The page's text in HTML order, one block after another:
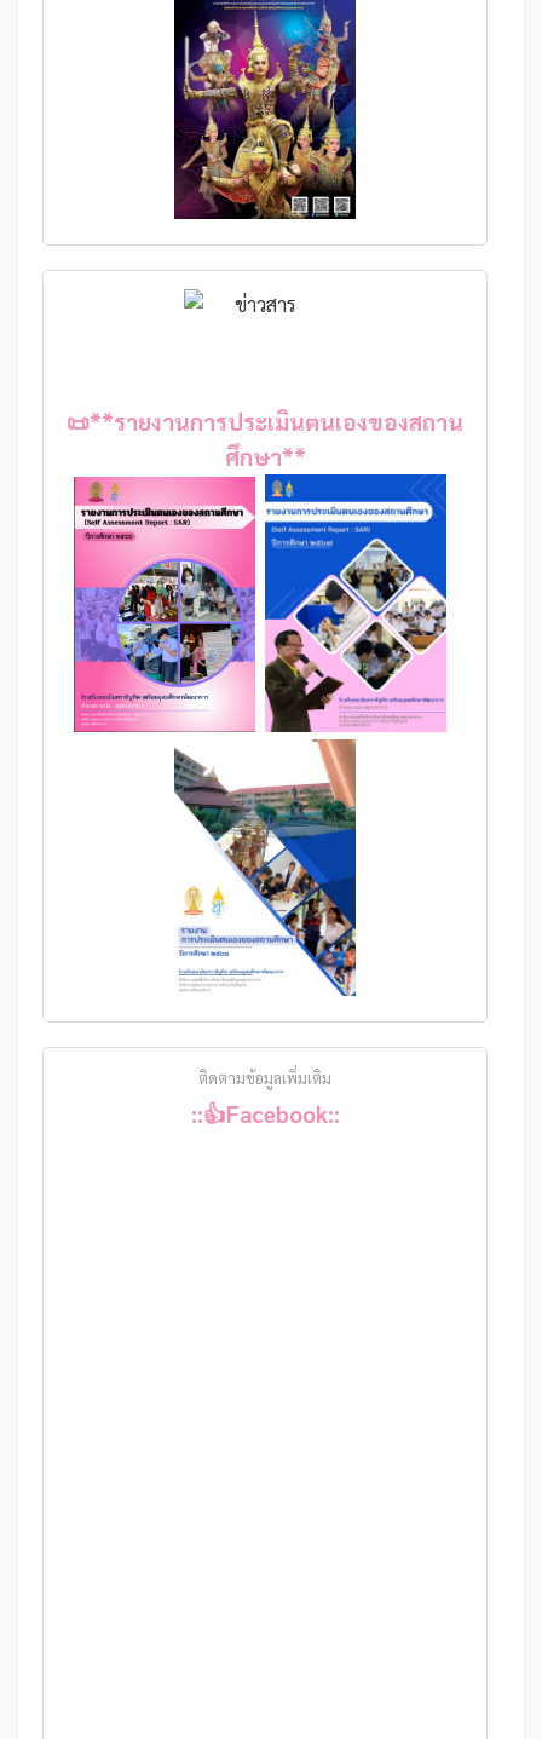
📜**รายงานการประเมินตนเองของสถาน
ศึกษา**
ติดตามข้อมูลเพิ่มเติม
::👍Facebook::